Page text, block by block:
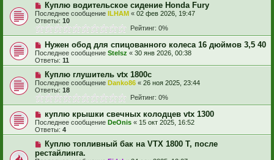
Куплю водительское сидение Honda Fury
Последнее сообщение ILHAM « 02 фев 2026, 19:47
Ответы: 10
Рейтинг: 0%
Нужен обод для спицованного колеса 16 дюймов 3,5 40
Последнее сообщение Stelsz « 30 янв 2026, 00:38
Ответы: 11
Куплю глушитель vtx 1800c
Последнее сообщение Danko86 « 26 ноя 2025, 23:44
Ответы: 18
Рейтинг: 0%
куплю крышки свечных колодцев vtx 1300
Последнее сообщение DeOnis « 15 окт 2025, 16:52
Ответы: 4
Куплю топливный бак на VTX 1800 T, после
рестайлинга.